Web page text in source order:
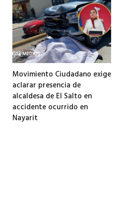
Movimiento Ciudadano exige
aclarar presencia de
alcaldesa de El Salto en
accidente ocurrido en
Nayarit